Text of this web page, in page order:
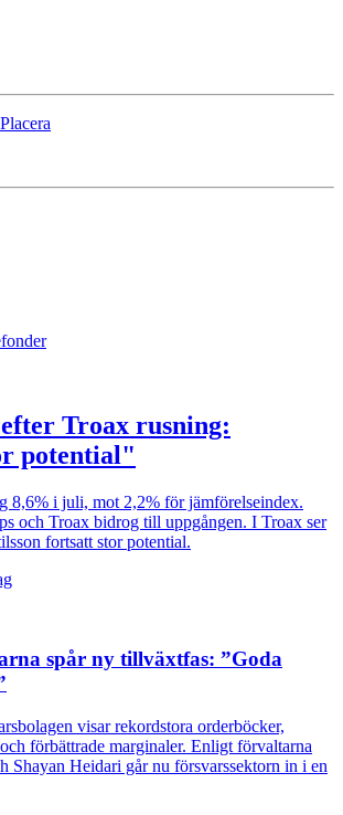
Troax rusning:
potential"
8,6% i juli, mot 2,2% för jämförelseindex.
och Troax bidrog till uppgången. I Troax ser
fortsatt stor potential.
spår ny tillväxtfas: ”Goda
visar rekordstora orderböcker,
förbättrade marginaler. Enligt förvaltarna
Shayan Heidari går nu försvarssektorn in i en